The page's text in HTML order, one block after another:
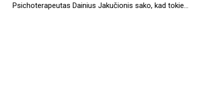
Psichoterapeutas Dainius Jakučionis sako, kad tokie…